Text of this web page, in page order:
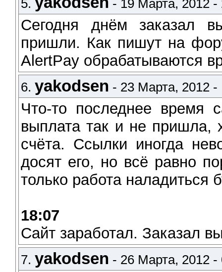
5. - 19 Марта, 2012
Сегодня днём заказал
пришли. Как пишут на
AlertPay обрабатываются
6.yakodsen - 23 Марта, 2012
Что-то последнее время
выплата так и не пришла,
счёта. Ссылки иногда
досят его, но всё равно
только работа наладиться
18:07
Сайт заработал. Заказал
7.yakodsen - 26 Марта, 2012